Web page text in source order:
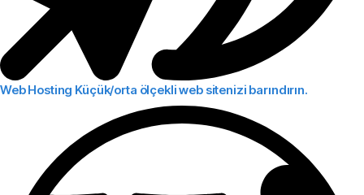
Web Hosting Küçük/orta ölçekli web sitenizi barındırın.